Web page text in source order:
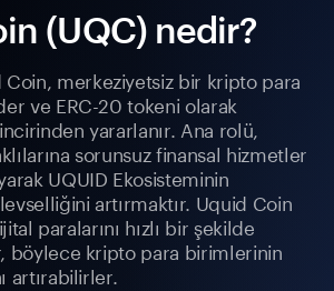
(UQC) nedir?
Coin, merkeziyetsiz bir kripto para
ve ERC-20 tokeni olarak
yararlanır. Ana rolü,
sorunsuz finansal hizmetler
UQUID Ekosisteminin
artırmaktır. Uquid Coin
paralarını hızlı bir şekilde
böylece kripto para birimlerinin
artırabilirler.